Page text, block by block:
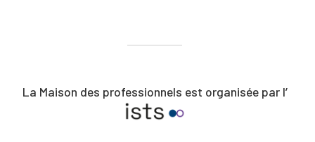
La Maison des professionnels est organisée par l’